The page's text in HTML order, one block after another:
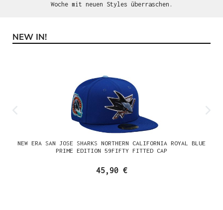
Woche mit neuen Styles überraschen.
Produktgalerie überspringen
NEW IN!
NEW ERA SAN JOSE SHARKS NORTHERN CALIFORNIA ROYAL BLUE
PRIME EDITION 59FIFTY FITTED CAP
45,90 €